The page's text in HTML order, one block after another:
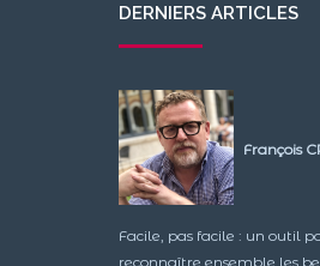
DERNIERS ARTICLES
François
Facile, pas facile : un outil
reconnaître ensemble les